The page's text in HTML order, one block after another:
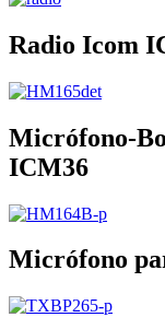
Radio Icom
Micrófono-
ICM36
Micrófono